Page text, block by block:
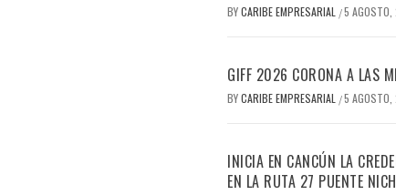
BYCARIBE EMPRESARIAL /5
GIFF 2026 CORONA A LAS
BYCARIBE EMPRESARIAL /5
INICIA EN CANCÚN LA
EN LA RUTA 27 PUENTE